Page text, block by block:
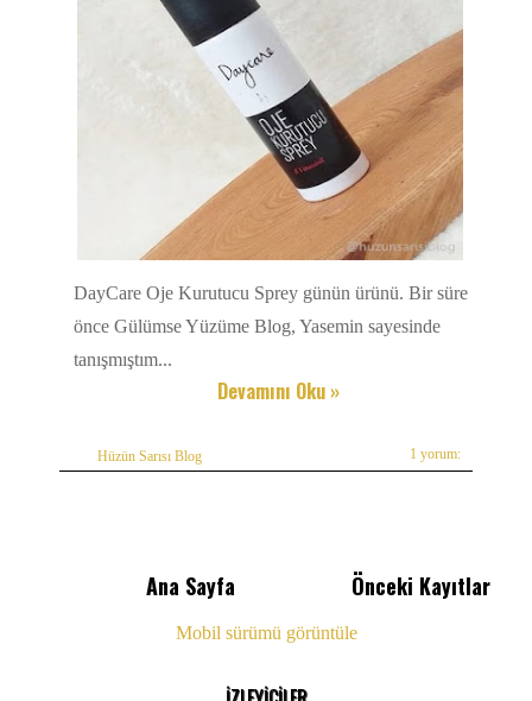
DayCare Oje Kurutucu Sprey günün ürünü. Bir süre
önce Gülümse Yüzüme Blog, Yasemin sayesinde
tanışmıştım...
Devamını Oku »
Hüzün Sarısı Blog 1 yorum:
Önceki Kayıtlar
Ana Sayfa
Mobil sürümü görüntüle